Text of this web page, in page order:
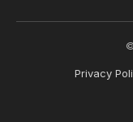
Privacy